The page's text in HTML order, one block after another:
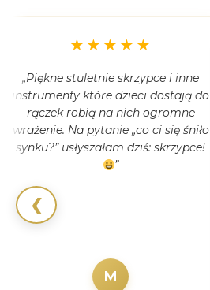
❮
★★★★★
„Piękne stuletnie skrzypce i inne
instrumenty które dzieci dostają do
rączek robią na nich ogromne
wrażenie. Na pytanie „co ci się śniło
synku?” usłyszałam dziś: skrzypce!
”
M